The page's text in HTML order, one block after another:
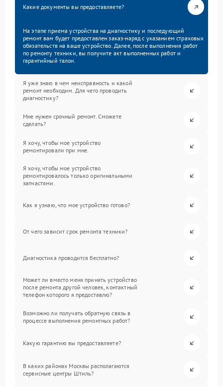
Какие документы вы предоставляете?
На этапе приема устройства на диагностику и последующий
ремонт вам будет предоставлен заказ-наряд с указанием страховых
обязательств на ваше устройство. Далее, после выполнения работ
по ремонту техники, вы получите акт выполненных работ и
гарантийный талон.
Я уже знаю в чем неисправность и какой
ремонт необходим. Для чего проводить
диагностику?
Мне нужен срочный ремонт. Сможете
сделать?
Я хочу, чтобы мое устройство
ремонтировали при мне.
Я хочу, чтобы мое устройство
ремонтировалось только оригинальными
запчастями.
Как я узнаю, что мое устройство готово?
От чего зависит срок ремонта техники?
Диагностика проводится бесплатно?
Может ли вместо меня принять устройство
после ремонта другой человек, контактный
телефон которого я предоставлю?
Возможно ли получать обратную связь в
процессе выполнения ремонтных работ?
Какую гарантию вы предоставляете?
В каких районах Москвы располагаются
сервисные центры Штиль?